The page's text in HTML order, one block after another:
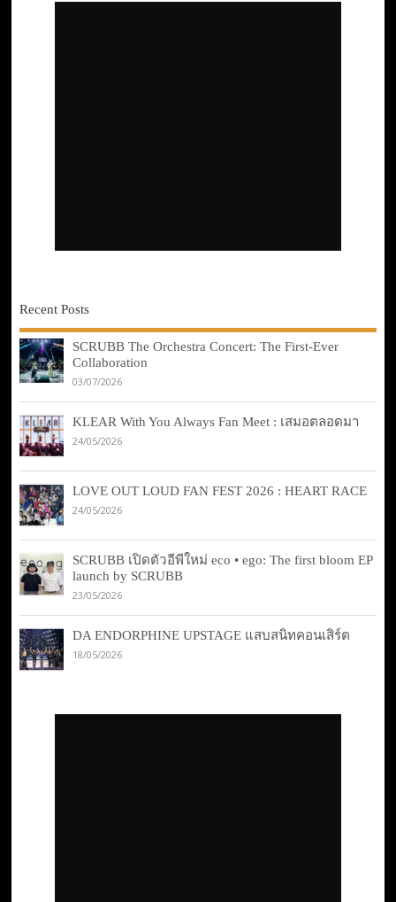
Recent Posts
SCRUBB The Orchestra Concert: The First-Ever
Collaboration
03/07/2026
KLEAR With You Always Fan Meet : เสมอตลอดมา
24/05/2026
LOVE OUT LOUD FAN FEST 2026 : HEART RACE
24/05/2026
SCRUBB เปิดตัวอีพีใหม่ eco • ego: The first bloom EP
launch by SCRUBB
23/05/2026
DA ENDORPHINE UPSTAGE แสบสนิทคอนเสิร์ต
18/05/2026